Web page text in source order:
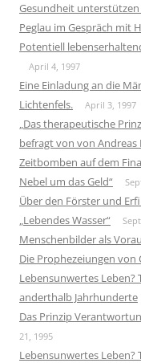
Gesundheit
Peglau im Gespräch mit
Potentiell
April 4, 1997
Eine Einladung an die
Lichtenfels.
April 3, 1997
„Das therapeutische
befragt von von Andreas
Zeitbomben auf dem
Nebel um das Geld“
Über den Förster und
„Lebendes Wasser“
Menschenbilder als
Die Prophezeiungen von
Lebensunwertes Leben?
anderthalb Jahrhunderte
Das Prinzip
21, 1995
Lebensunwertes Leben?